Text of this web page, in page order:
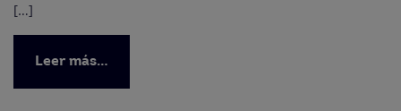
[…]
Leer más…